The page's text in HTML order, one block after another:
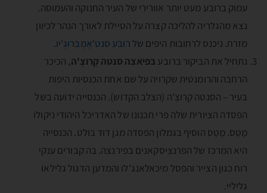
עמוק ברובע מעט יותר אוורירי של העיר החנוקה והעמוסה.
נצא מהגלריה להליכה קצרה על הטיילת לאורך הנהר לכיוון
מזרח. ניכנס לרחובות היפים של רובע סנט'אָמְבְּרוּגְ'יו.
נתחיל את הביקור ברובע בפיאצה סנטה קְרוצֶ'ה, הכיכר
הרחבה והרומנטית שקרויה על שם אחת הכנסיות היפות
בעיר – הסנטה קְרוצֶ'ה (הצלב הקדוש). הכנסייה ידועה בשל
הפסדה הציורית שלה פרי תכנונו של האדריכל היהודי ניקולו
מָטָס. מָטָס הוסיף בגמלון הפסדה מגן דוד בולט. הכנסייה
היא המרכז של הפרנציסקאנים בפירנצה. בה קבורים ענקי
רוח כגון הצייר והפסל מיכאלאנג'לו והמדען הדגול גלילאו
גליליי.